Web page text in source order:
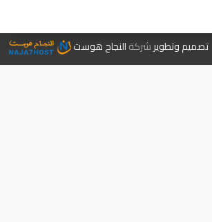
تصميم وتطويرشركةالنجاح هوست